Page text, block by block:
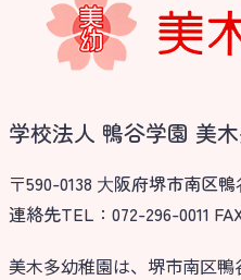
学校法人 鴨谷学園 美
〒590-0138 ⼤阪府堺市南区
連絡先TEL：072-296-0011
美木多幼稚園は、堺市南区
お知らせ
今日の幼稚園
園児募集要項